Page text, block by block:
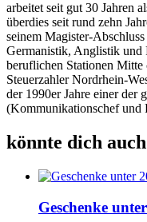
arbeitet seit gut 30 Jahren
überdies seit rund zehn
seinem Magister-
Germanistik, Anglistik und
beruflichen Stationen Mitte
Steuerzahler Nordrhein-
der 1990er Jahre einer der
(Kommunikationschef und
könnte dich
Geschenke